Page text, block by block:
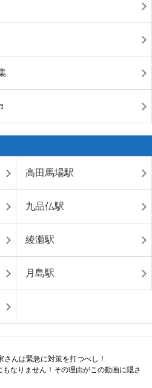
高田馬場駅
九品仏駅
綾瀬駅
月島駅